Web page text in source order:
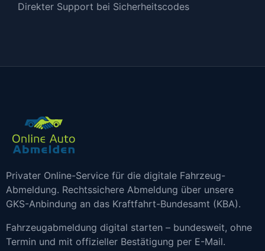
Direkter Support bei Sicherheitscodes
Privater Online-Service für die digitale Fahrzeug-
Abmeldung. Rechtssichere Abmeldung über unsere
GKS-Anbindung an das Kraftfahrt-Bundesamt (KBA).
Fahrzeugabmeldung digital starten – bundesweit, ohne
Termin und mit offizieller Bestätigung per E-Mail.